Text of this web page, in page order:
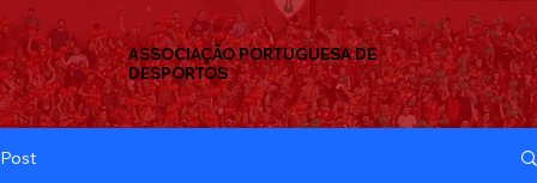
ASSOCIAÇÃO PORTUGUESA DE
DESPORTOS
Post